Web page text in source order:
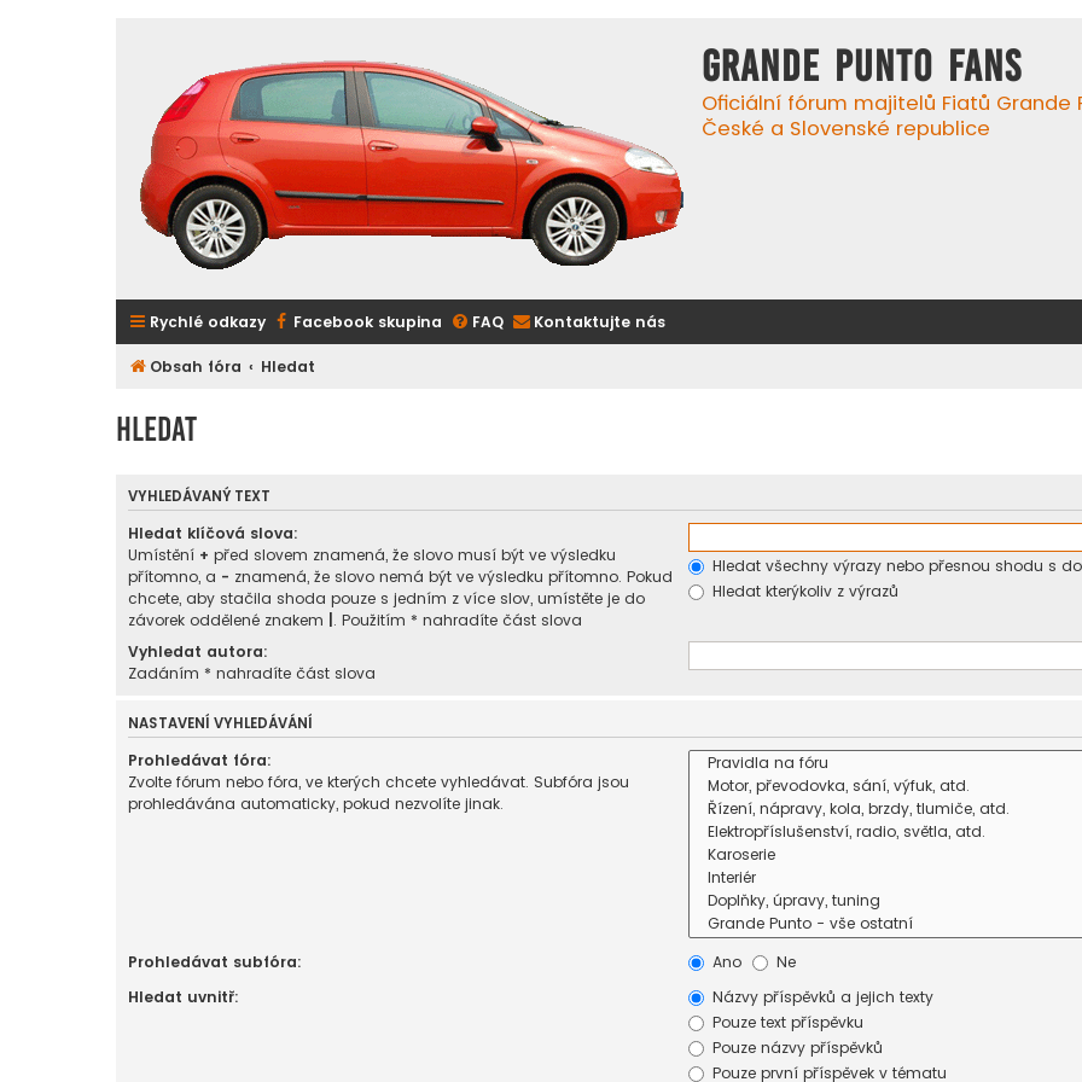
GRANDE PUNTO FANS
Oficiální fórum majitelů Fiatů Grande
České a Slovenské republice
Rychlé odkazy Facebook skupina FAQ Kontaktujte nás
Obsah fóra Hledat
Hledat
VYHLEDÁVANÝ TEXT
Hledat klíčová slova:
Umístění + před slovem znamená, že slovo musí být ve výsledku
přítomno, a - znamená, že slovo nemá být ve výsledku přítomno. Pokud
chcete, aby stačila shoda pouze s jedním z více slov, umístěte je do
závorek oddělené znakem . Použitím * nahradíte část slova
Hledat všechny výrazy nebo přesnou shodu s
Hledat kterýkoliv z výrazů
Vyhledat autora:
Zadáním * nahradíte část slova
NASTAVENÍ VYHLEDÁVÁNÍ
Prohledávat fóra:
Zvolte fórum nebo fóra, ve kterých chcete vyhledávat. Subfóra jsou
prohledávána automaticky, pokud nezvolíte jinak.
Prohledávat subfóra: Ano
Ne
Hledat uvnitř:
Názvy příspěvků a jejich texty
Pouze text příspěvku
Pouze názvy příspěvků
Pouze první příspěvek v tématu